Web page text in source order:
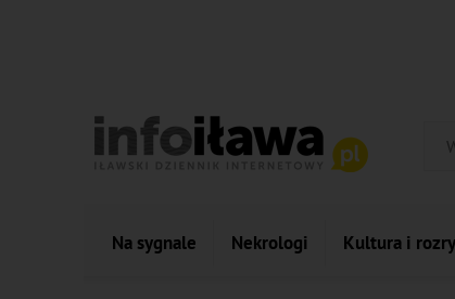
Na sygnale Nekrologi Kultura i